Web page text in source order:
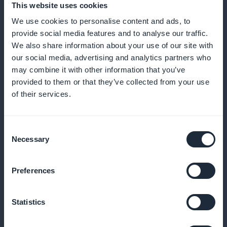
This website uses cookies
We use cookies to personalise content and ads, to
provide social media features and to analyse our traffic.
We also share information about your use of our site with
our social media, advertising and analytics partners who
may combine it with other information that you’ve
provided to them or that they’ve collected from your use
of their services.
Selection
Necessary
Preferences
Statistics
Attirez l'attention avec des promotions dynamiques
dès l'accueil de l'app. Mettez en avant vos offres
d'abonnement et articles phares sur la page
d'accueil pour capturer immédiatement l'intérêt et
encourager les inscriptions.
d'abonnement
Maximisez vos bénéfices avec une politique de zéro
d'abonnement, ce qui vous permet de réinvestir